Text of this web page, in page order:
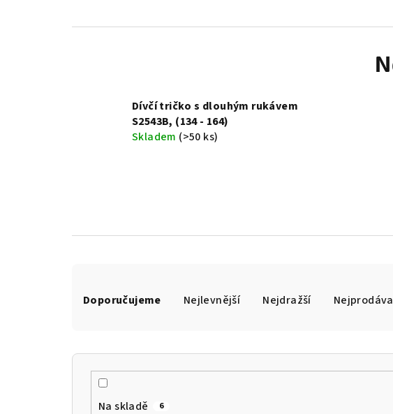
Dívčí tričko s dlouhým rukávem
S2543B, (134 - 164)
Skladem (>50 ks)
a
e
Doporučujeme Nejlevnější Nejdražší
Na skladě 6